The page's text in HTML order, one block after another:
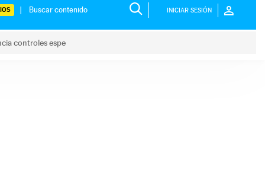
INICIAR SESIÓN
controles espe